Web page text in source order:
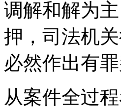
调解和解为
押，司法机
必然作出有罪
从案件全过